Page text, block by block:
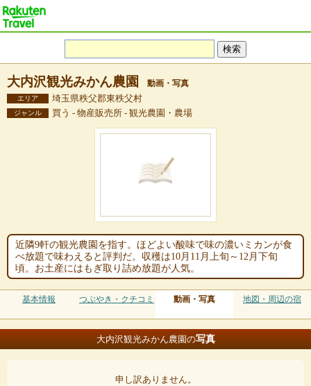
大内沢観光みかん農園 動画・写真
エリア 埼玉県秩父郡東秩父村
ジャンル 買う - 物産販売所 - 観光農園・農場
近隣9軒の観光農園を指す。ほどよい酸味で味の濃いミカンが食
べ放題で味わえると評判だ。収穫は10月11月上旬～12月下旬
頃。お土産にはもぎ取り詰め放題が人気。
基本情報 つぶやき・クチコミ 動画・写真 地図・周辺の宿
大内沢観光みかん農園の写真
申し訳ありません。